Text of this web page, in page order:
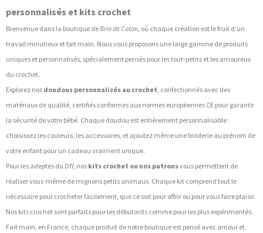
personnalisés et kits crochet
Bienvenue dans la boutique deBrin de Coton, où chaque création est le fruit d’un
travail minutieux et fait main. Nous vous proposons une large gamme de produits
uniques et personnalisés, spécialement pensés pour les tout-petits et les amoureux
du crochet.
Explorez nos doudous personnalisés au crochet, confectionnés avec des
matériaux de qualité, certifiés conformes aux normes européennes CE pour garantir
la sécurité de votre bébé. Chaque doudou est entièrement personnalisable :
choisissez les couleurs, les accessoires, et ajoutez même une broderie au prénom de
votre enfant pour un cadeau vraiment unique.
Pour les adeptes du DIY, nos kits crochet ou nos patronsvous permettent de
réaliser vous-même de mignons petits animaux. Chaque kit comprend tout le
nécessaire pour crocheter facilement, que ce soit pour offrir ou pour vous faire plaisir.
Nos kits crochet sont parfaits pour les débutants comme pour les plus expérimentés.
Fait main, en France, chaque produit de notre boutique est pensé avec amour et